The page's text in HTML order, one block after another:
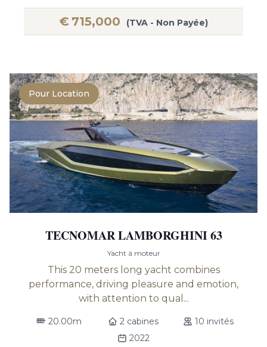
€ 715,000 (TVA - Non Payée)
Pour Location
TECNOMAR LAMBORGHINI 63
Yacht à moteur
This 20 meters long yacht combines
performance, driving pleasure and emotion,
with attention to qual...
20.00m 2 cabines
10 invités
2022